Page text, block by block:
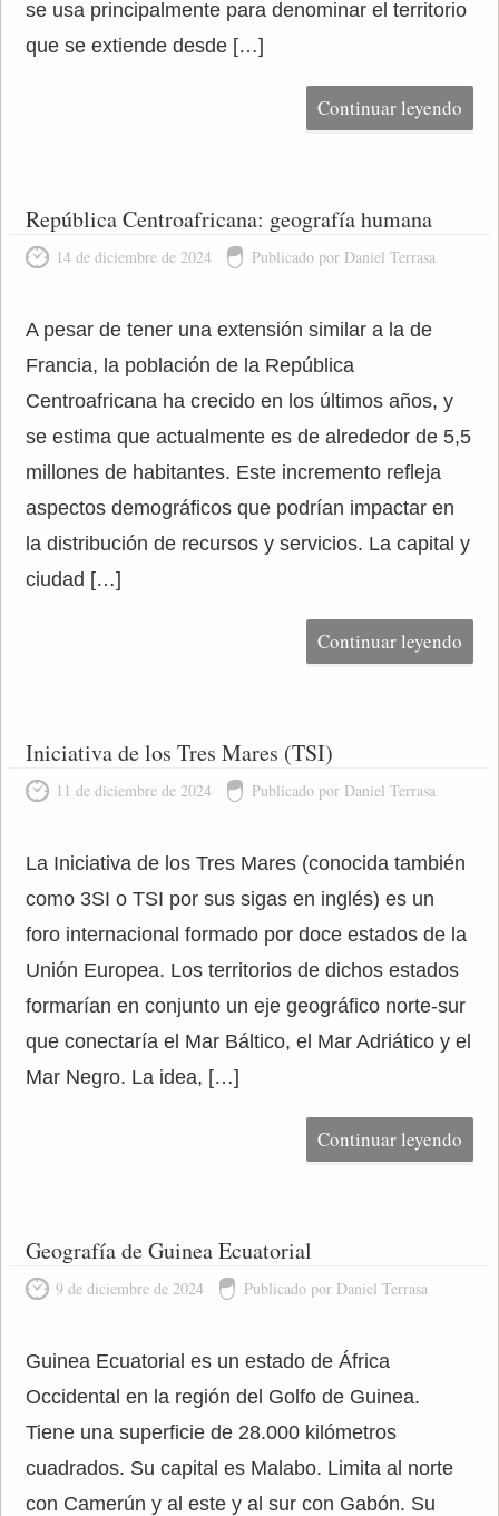
se usa principalmente para denominar el territorio
que se extiende desde […]
Continuar leyendo
República Centroafricana: geografía humana
14 de diciembre de 2024 Publicado por Daniel Terrasa
A pesar de tener una extensión similar a la de
Francia, la población de la República
Centroafricana ha crecido en los últimos años, y
se estima que actualmente es de alrededor de 5,5
millones de habitantes. Este incremento refleja
aspectos demográficos que podrían impactar en
la distribución de recursos y servicios. La capital y
ciudad […]
Continuar leyendo
Iniciativa de los Tres Mares (TSI)
11 de diciembre de 2024 Publicado por Daniel Terrasa
La Iniciativa de los Tres Mares (conocida también
como 3SI o TSI por sus sigas en inglés) es un
foro internacional formado por doce estados de la
Unión Europea. Los territorios de dichos estados
formarían en conjunto un eje geográfico norte-sur
que conectaría el Mar Báltico, el Mar Adriático y el
Mar Negro. La idea, […]
Continuar leyendo
Geografía de Guinea Ecuatorial
9 de diciembre de 2024 Publicado por Daniel Terrasa
Guinea Ecuatorial es un estado de África
Occidental en la región del Golfo de Guinea.
Tiene una superficie de 28.000 kilómetros
cuadrados. Su capital es Malabo. Limita al norte
con Camerún y al este y al sur con Gabón. Su